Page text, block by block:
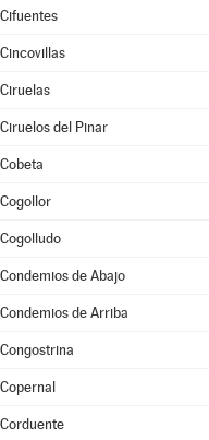
Cifuentes
Cincovillas
Ciruelas
Ciruelos del Pinar
Cobeta
Cogollor
Cogolludo
Condemios de Abajo
Condemios de Arriba
Congostrina
Copernal
Corduente